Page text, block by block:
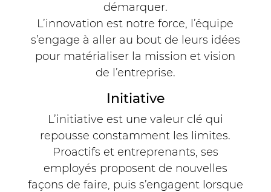
démarquer.
L’innovation est notre force, l’équipe
s’engage à aller au bout de leurs idées
pour matérialiser la mission et vision
de l’entreprise.
Initiative
L’initiative est une valeur clé qui
repousse constamment les limites.
Proactifs et entreprenants, ses
employés proposent de nouvelles
façons de faire, puis s’engagent lorsque